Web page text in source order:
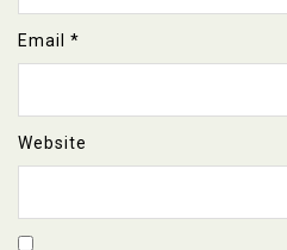
Email *
Website